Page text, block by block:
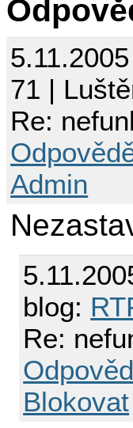
71 |
Re:
Admin
blog:
Re:
Blokovat